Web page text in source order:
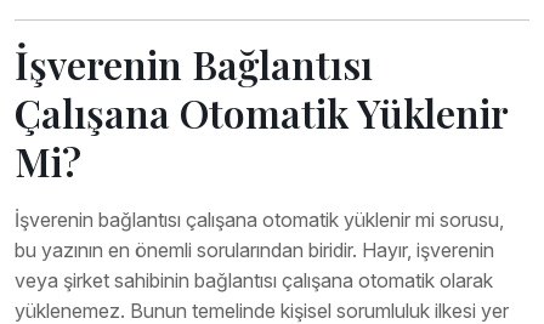
İşverenin Bağlantısı
Çalışana Otomatik Yüklenir
Mi?
İşverenin bağlantısı çalışana otomatik yüklenir mi sorusu,
bu yazının en önemli sorularından biridir. Hayır, işverenin
veya şirket sahibinin bağlantısı çalışana otomatik olarak
yüklenemez. Bunun temelinde kişisel sorumluluk ilkesi yer